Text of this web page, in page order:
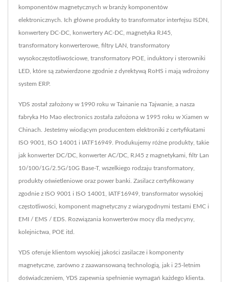
komponentów magnetycznych w branży komponentów
elektronicznych. Ich główne produkty to transformator interfejsu ISDN,
konwertery DC-DC, konwertery AC-DC, magnetyka RJ45,
transformatory konwerterowe, filtry LAN, transformatory
wysokoczęstotliwościowe, transformatory POE, induktory i sterowniki
LED, które są zatwierdzone zgodnie z dyrektywą RoHS i mają wdrożony
system ERP.
YDS został założony w 1990 roku w Tainanie na Tajwanie, a nasza
fabryka Ho Mao electronics została założona w 1995 roku w Xiamen w
Chinach. Jesteśmy wiodącym producentem elektroniki z certyfikatami
ISO 9001, ISO 14001 i IATF16949. Produkujemy różne produkty, takie
jak konwerter DC/DC, konwerter AC/DC, RJ45 z magnetykami, filtr Lan
10/100/1G/2.5G/10G Base-T, wszelkiego rodzaju transformatory,
produkty oświetleniowe oraz power banki. Zasilacz certyfikowany
zgodnie z ISO 9001 i ISO 14001, IATF16949, transformator wysokiej
częstotliwości, komponent magnetyczny z wiarygodnymi testami EMC i
EMI / EMS / EDS. Rozwiązania konwerterów mocy dla medycyny,
kolejnictwa, POE itd.
YDS oferuje klientom wysokiej jakości zasilacze i komponenty
magnetyczne, zarówno z zaawansowaną technologią, jak i 25-letnim
doświadczeniem, YDS zapewnia spełnienie wymagań każdego klienta.